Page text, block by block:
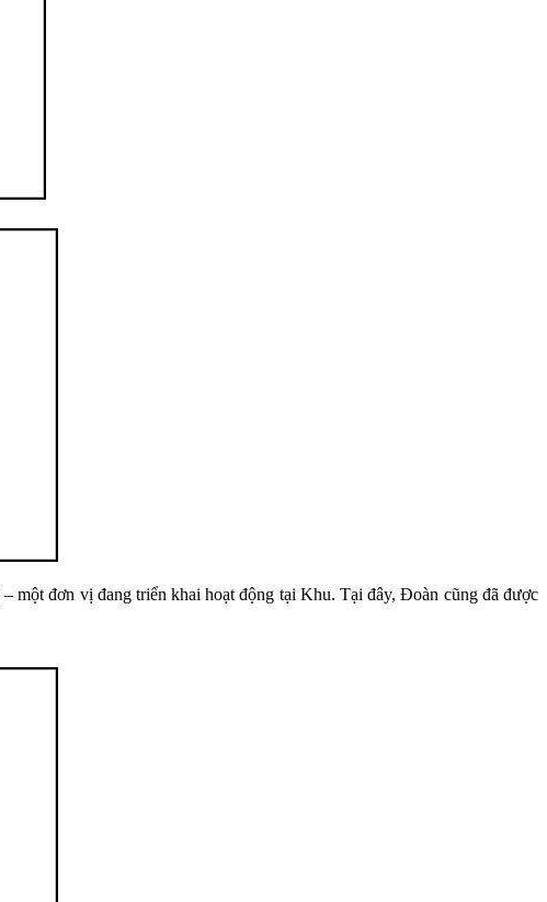
một đơn vị đang triển khai hoạt động tại Khu. Tại đây, Đoàn cũng đã được